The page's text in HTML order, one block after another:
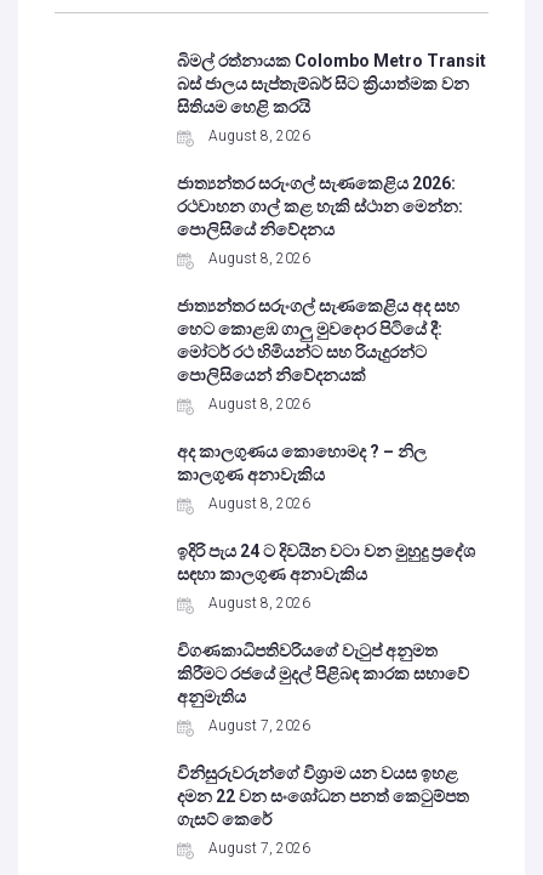
බිමල් රත්නායක Colombo Metro Transit
බස් ජාලය සැප්තැම්බර් සිට ක්‍රියාත්මක වන
සිතියම හෙළි කරයි
August 8, 2026
ජාත්‍යන්තර සරුංගල් සැණකෙළිය 2026:
රථවාහන ගාල් කළ හැකි ස්ථාන මෙන්න:
පොලිසියේ නිවේදනය
August 8, 2026
ජාත්‍යන්තර සරුංගල් සැණකෙළිය අද සහ
හෙට කොළඹ ගාලු මුවදොර පිටියේ දී:
මෝටර් රථ හිමියන්ට සහ රියැදුරන්ට
පොලිසියෙන් නිවේදනයක්
August 8, 2026
අද කාලගුණය කොහොමද ? – නිල
කාලගුණ අනාවැකිය
August 8, 2026
ඉදිරි පැය 24 ට දිවයින වටා වන මුහුදු ප්‍රදේශ
සඳහා කාලගුණ අනාවැකිය
August 8, 2026
විගණකාධිපතිවරියගේ වැටුප් අනුමත
කිරීමට රජයේ මුදල් පිළිබඳ කාරක සභාවේ
අනුමැතිය
August 7, 2026
විනිසුරුවරුන්ගේ විශ්‍රාම යන වයස ඉහළ
දමන 22 වන සංශෝධන පනත් කෙටුම්පත
ගැසට් කෙරේ
August 7, 2026